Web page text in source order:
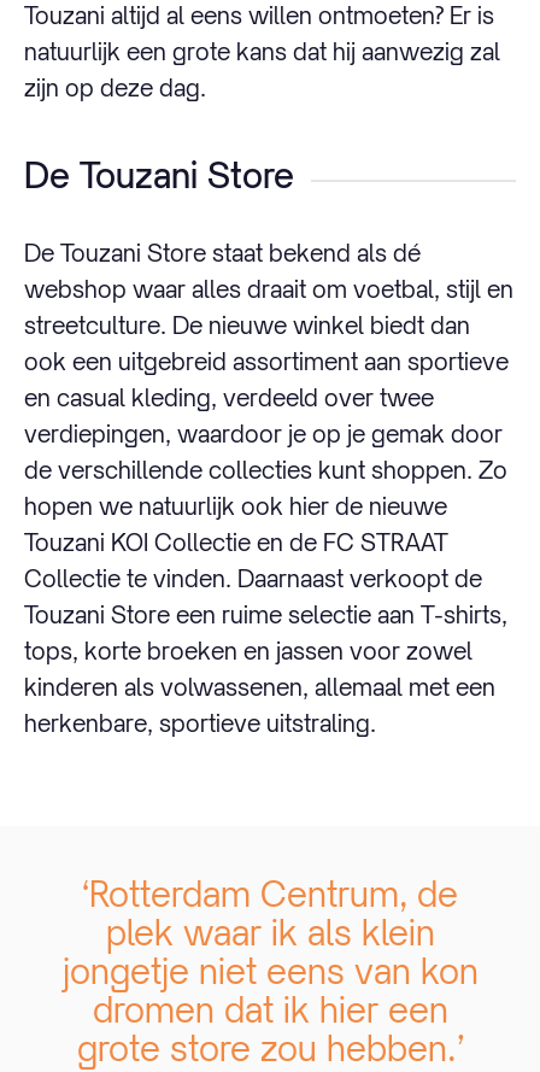
Touzani altijd al eens willen ontmoeten? Er is
natuurlijk een grote kans dat hij aanwezig zal
zijn op deze dag.
De Touzani Store
De Touzani Store staat bekend als dé
webshop waar alles draait om voetbal, stijl en
streetculture. De nieuwe winkel biedt dan
ook een uitgebreid assortiment aan sportieve
en casual kleding, verdeeld over twee
verdiepingen, waardoor je op je gemak door
de verschillende collecties kunt shoppen. Zo
hopen we natuurlijk ook hier de nieuwe
Touzani KOI Collectie en de FC STRAAT
Collectie te vinden. Daarnaast verkoopt de
Touzani Store een ruime selectie aan T-shirts,
tops, korte broeken en jassen voor zowel
kinderen als volwassenen, allemaal met een
herkenbare, sportieve uitstraling.
‘Rotterdam Centrum, de
plek waar ik als klein
jongetje niet eens van kon
dromen dat ik hier een
grote store zou hebben.’